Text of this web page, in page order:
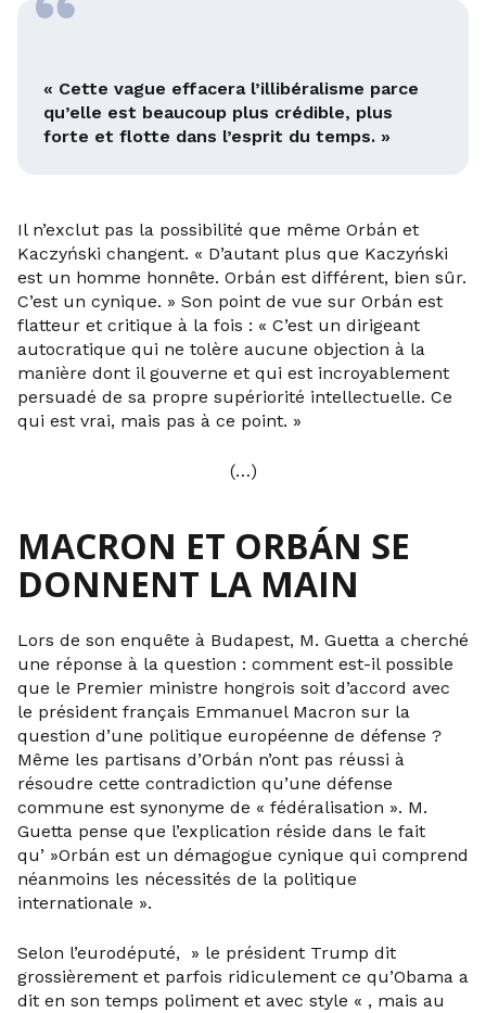
« Cette vague effacera l’illibéralisme parce
qu’elle est beaucoup plus crédible, plus
forte et flotte dans l’esprit du temps. »
Il n’exclut pas la possibilité que même Orbán et
Kaczyński changent. « D’autant plus que Kaczyński
est un homme honnête. Orbán est différent, bien sûr.
C’est un cynique. » Son point de vue sur Orbán est
flatteur et critique à la fois : « C’est un dirigeant
autocratique qui ne tolère aucune objection à la
manière dont il gouverne et qui est incroyablement
persuadé de sa propre supériorité intellectuelle. Ce
qui est vrai, mais pas à ce point. »
(…)
MACRON ET ORBÁN SE
DONNENT LA MAIN
Lors de son enquête à Budapest, M. Guetta a cherché
une réponse à la question : comment est-il possible
que le Premier ministre hongrois soit d’accord avec
le président français Emmanuel Macron sur la
question d’une politique européenne de défense ?
Même les partisans d’Orbán n’ont pas réussi à
résoudre cette contradiction qu’une défense
commune est synonyme de « fédéralisation ». M.
Guetta pense que l’explication réside dans le fait
qu’ »Orbán est un démagogue cynique qui comprend
néanmoins les nécessités de la politique
internationale ».
Selon l’eurodéputé, » le président Trump dit
grossièrement et parfois ridiculement ce qu’Obama a
dit en son temps poliment et avec style « , mais au